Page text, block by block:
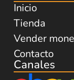
Inicio
Tienda
Vender
Contacto
Canales